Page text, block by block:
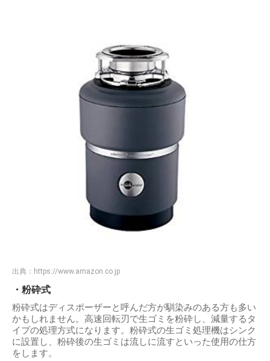
出典： https://www.amazon.co.jp
・粉砕式
粉砕式はディスポーザーと呼んだ方が馴染みのある方も多い
かもしれません。高速回転刃で生ゴミを粉砕し、減量するタ
イプの処理方式になります。粉砕式の生ゴミ処理機はシンク
に設置し、粉砕後の生ゴミは流しに流すといった使用の仕方
をします。